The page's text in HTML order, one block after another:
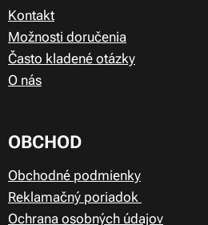
Kontakt
Možnosti doručenia
Často kladené otázky
O nás
OBCHOD
Obchodné podmienky
Reklamačný poriadok
Ochrana osobných údajov